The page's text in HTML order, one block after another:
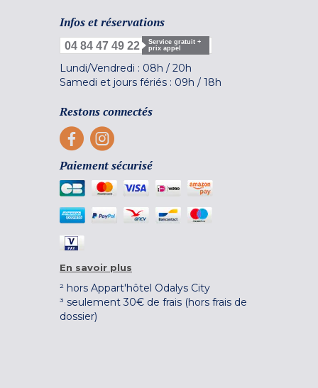
Infos et réservations
04 84 47 49 22
Service gratuit +
prix appel
Lundi/Vendredi : 08h / 20h
Samedi et jours fériés : 09h / 18h
Restons connectés
Paiement sécurisé
En savoir plus
² hors Appart'hôtel Odalys City
³ seulement 30€ de frais (hors frais de
dossier)